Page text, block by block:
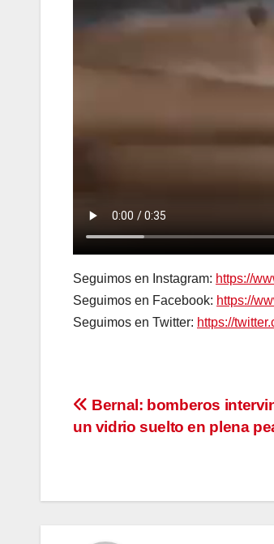
Seguimos en Instagram: https://
Seguimos en Facebook: https://
Seguimos en Twitter: https://
Navegación
Bernal: bomberos
un vidrio suelto en plena